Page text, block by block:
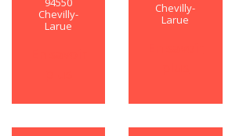
Chevilly-
Larue
Chevilly-
Larue